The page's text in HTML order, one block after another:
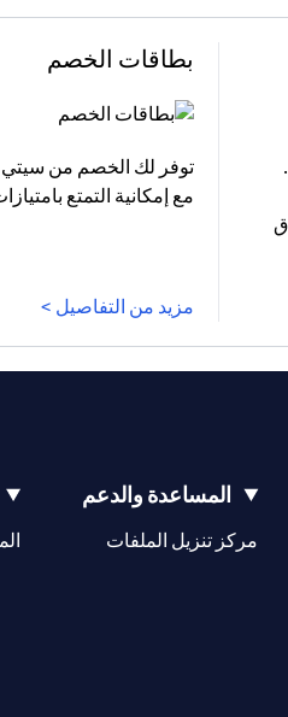
بطاقات الخصم
توفر لك الخصم من سيتي
مع إمكانية التمتع
مزيد من التفاصيل >
المساعدة والدعم
مركز تنزيل الملفات